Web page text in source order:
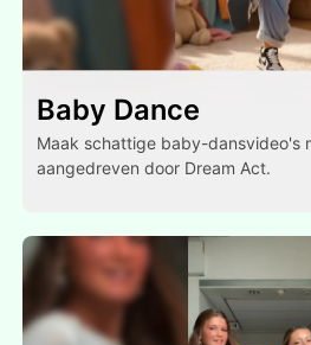
Baby Dance
Maak schattige baby-dansvideo's
aangedreven door Dream Act.